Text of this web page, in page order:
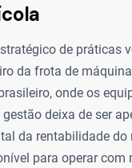
de práticas
da frota de
onde os
deixa de ser
da rentabilidade do
para operar com